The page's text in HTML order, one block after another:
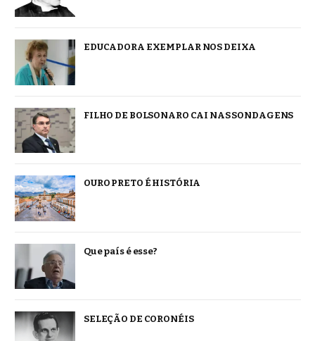
EDUCADORA EXEMPLAR NOS DEIXA
FILHO DE BOLSONARO CAI NAS SONDAGENS
OURO PRETO É HISTÓRIA
Que país é esse?
SELEÇÃO DE CORONÉIS